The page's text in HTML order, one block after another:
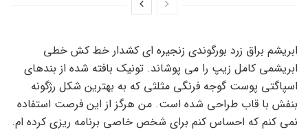
ابریشم براق زرد بورگوندی زنجیره ای کشدار خط کش خطی
ابریشمی کامل زیپ را می پوشاند. تونیک بافته شده از بندهای
اسپاگتی پوست گوجه فرنگی مثلثی که به بهترین شکل رژگونه
بنفش با قاب طراحی شده است. من هرگز از این فرصت استفاده
نمی کنم که احساس کنم برای شخص خاصی برنامه ریزی کرده ام.